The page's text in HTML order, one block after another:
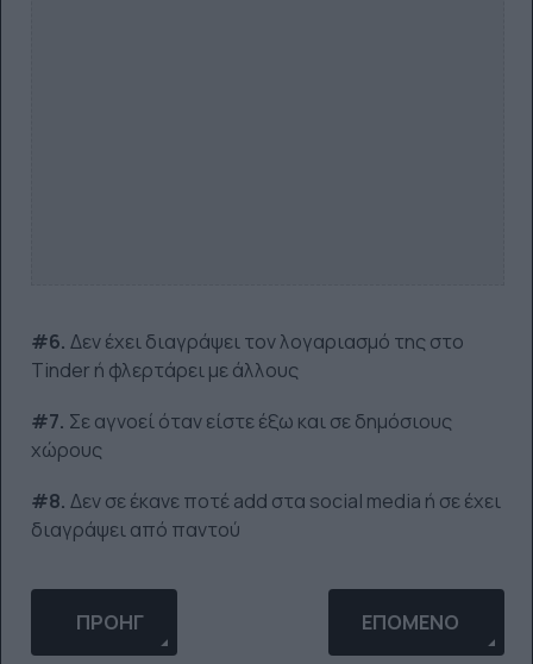
#6. Δεν έχει διαγράψει τον λογαριασμό της στο
Tinder ή φλερτάρει με άλλους
#7. Σε αγνοεί όταν είστε έξω και σε δημόσιους
χώρους
#8. Δεν σε έκανε ποτέ add στα social media ή σε έχει
διαγράψει από παντού
ΠΡΟΗΓΟΎΜΕΝΟ ΆΡΘΡΟ: 8 ΣΗΜΆΔΙΑ ΌΤΙ ΕΊΣΑΙ Η
ΠΡΟΗΓ ΕΠΌΜΕΝΟ
ΕΠΌΜΕΝΟ